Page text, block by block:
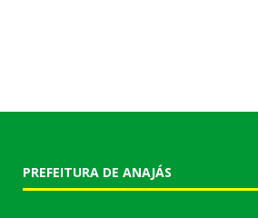
PREFEITURA DE ANAJÁS